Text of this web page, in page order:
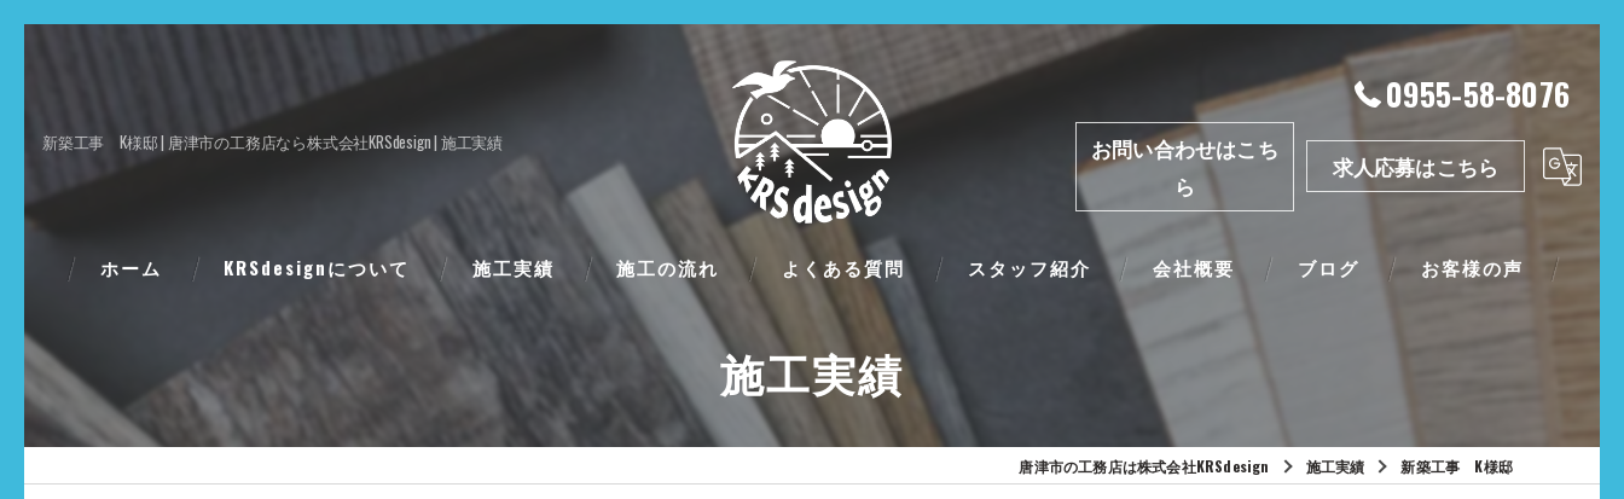
新築工事 K様邸 | 唐津市の工務店なら株式会社KRSdesign | 施工実績
0955-58-8076
お問い合わせはこち
ら
求人応募はこちら
ホーム KRSdesignについて 施工実績 施工の流れ よくある質問 スタッフ紹介 会社概要 ブログ お客様の声
施工実績
唐津市の工務店は株式会社KRSdesign 施工実績 新築工事 K様邸